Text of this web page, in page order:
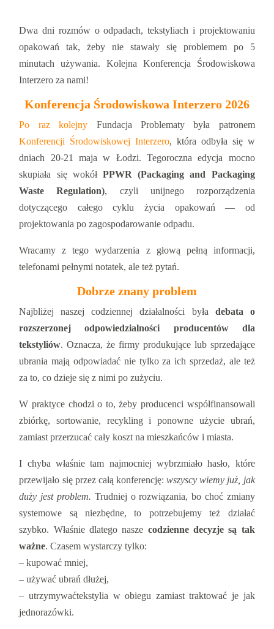
Dwa dni rozmów o odpadach, tekstyliach i projektowaniu
opakowań tak, żeby nie stawały się problemem po 5
minutach używania. Kolejna Konferencja Środowiskowa
Interzero za nami!
Konferencja Środowiskowa Interzero 2026
Po raz kolejny Fundacja Problematy była patronem
Konferencji Środowiskowej Interzero, która odbyła się w
dniach 20-21 maja w Łodzi. Tegoroczna edycja mocno
skupiała się wokół PPWR (Packaging and Packaging
Waste Regulation), czyli unijnego rozporządzenia
dotyczącego całego cyklu życia opakowań — od
projektowania po zagospodarowanie odpadu.
Wracamy z tego wydarzenia z głową pełną informacji,
telefonami pełnymi notatek, ale też pytań.
Dobrze znany problem
Najbliżej naszej codziennej działalności była debata o
rozszerzonej odpowiedzialności producentów dla
tekstyliów. Oznacza, że firmy produkujące lub sprzedające
ubrania mają odpowiadać nie tylko za ich sprzedaż, ale też
za to, co dzieje się z nimi po zużyciu.
W praktyce chodzi o to, żeby producenci współfinansowali
zbiórkę, sortowanie, recykling i ponowne użycie ubrań,
zamiast przerzucać cały koszt na mieszkańców i miasta.
I chyba właśnie tam najmocniej wybrzmiało hasło, które
przewijało się przez całą konferencję:wszyscy wiemy już, jak
duży jest problem. Trudniej o rozwiązania, bo choć zmiany
systemowe są niezbędne, to potrzebujemy też działać
szybko. Właśnie dlatego nasze codzienne decyzje są tak
ważne. Czasem wystarczy tylko:
– kupować mniej,
– używać ubrań dłużej,
– utrzymywaćtekstylia w obiegu zamiast traktować je jak
jednorazówki.